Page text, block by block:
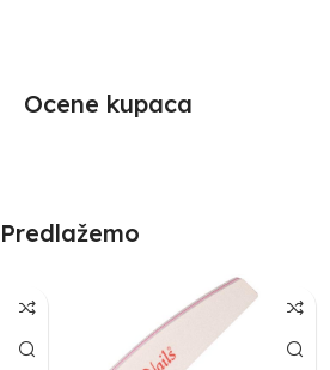
Ocene kupaca
Predlažemo